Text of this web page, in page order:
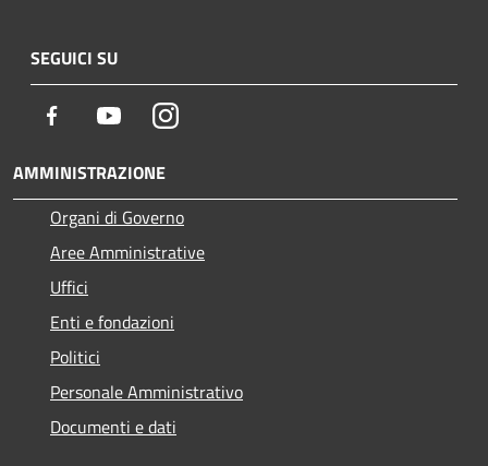
SEGUICI SU
Facebook YoutubeInstagram
AMMINISTRAZIONE
Organi di Governo
Aree Amministrative
Uffici
Enti e fondazioni
Politici
Personale Amministrativo
Documenti e dati